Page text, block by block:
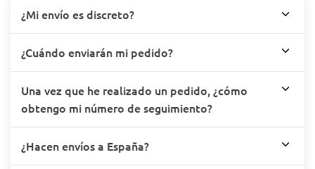
¿Mi envío es discreto?
¿Cuándo enviarán mi pedido?
Una vez que he realizado un pedido, ¿cómo
obtengo mi número de seguimiento?
¿Hacen envíos a España?